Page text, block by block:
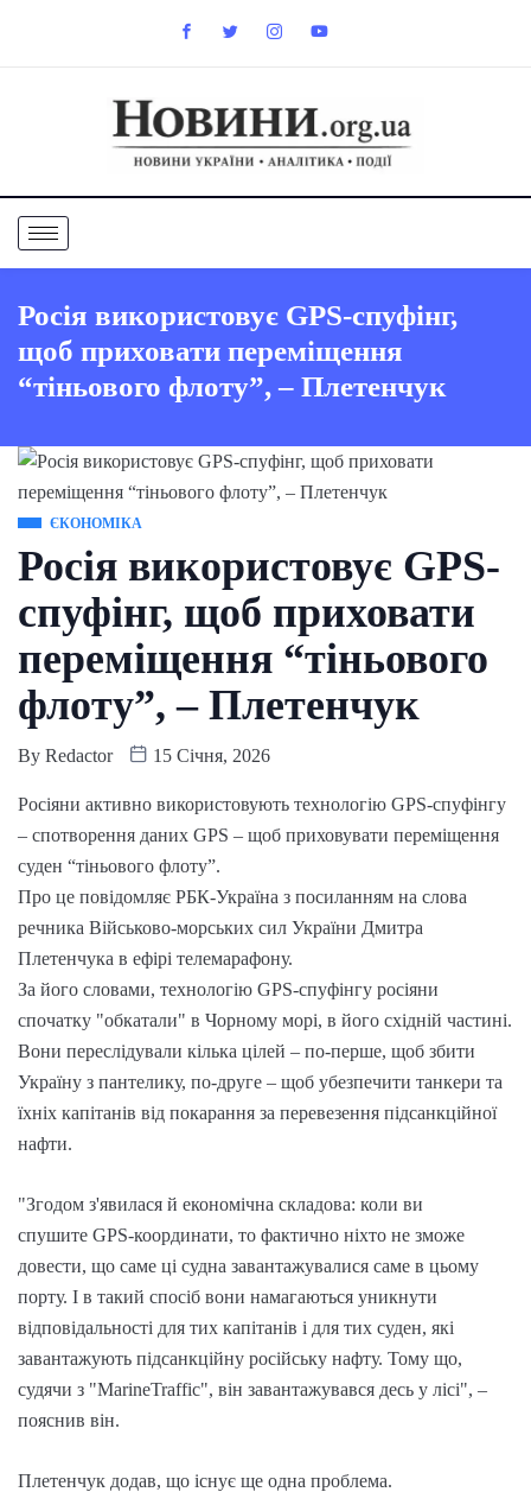
Росія використовує GPS-спуфінг,
щоб приховати переміщення
“тіньового флоту”, – Плетенчук
ЄКОНОМІКА
Росія використовує GPS-
спуфінг, щоб приховати
переміщення “тіньового
флоту”, – Плетенчук
By Redactor 15 Січня, 2026
Росіяни активно використовують технологію GPS-спуфінгу
– спотворення даних GPS – щоб приховувати переміщення
суден “тіньового флоту”.
Про це повідомляє РБК-Україна з посиланням на слова
речника Військово-морських сил України Дмитра
Плетенчука в ефірі телемарафону.
За його словами, технологію GPS-спуфінгу росіяни
спочатку "обкатали" в Чорному морі, в його східній частині.
Вони переслідували кілька цілей – по-перше, щоб збити
Україну з пантелику, по-друге – щоб убезпечити танкери та
їхніх капітанів від покарання за перевезення підсанкційної
нафти.
"Згодом з'явилася й економічна складова: коли ви
спушите GPS-координати, то фактично ніхто не зможе
довести, що саме ці судна завантажувалися саме в цьому
порту. І в такий спосіб вони намагаються уникнути
відповідальності для тих капітанів і для тих суден, які
завантажують підсанкційну російську нафту. Тому що,
судячи з "MarineTraffic", він завантажувався десь у лісі", –
пояснив він.
Плетенчук додав, що існує ще одна проблема.